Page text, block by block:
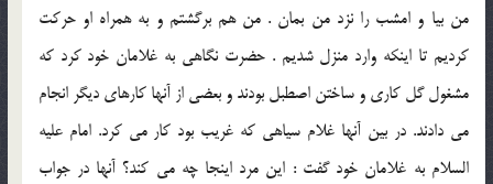
من بيا و امشب را نزد من بمان . من هم برگشتم و به همراه او حركت
كرديم تا اينكه وارد منزل شديم . حضرت نگاهي به غلامان خود كرد كه
مشغول گل كاري و ساختن اصطبل بودند و بعضي از آنها كارهاي ديگر انجام
مي دادند. در بين آنها غلام سياهي كه غريب بود كار مي كرد. امام عليه
السلام به غلامان خود گفت : اين مرد اينجا چه مي كند؟ آنها در جواب